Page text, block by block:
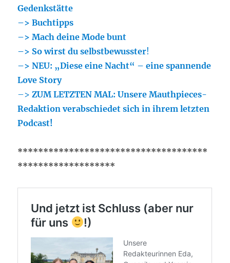
Gedenkstätte
–> Buchtipps
–> Mach deine Mode bunt
–> So wirst du selbstbewusster!
–> NEU: „Diese eine Nacht“ – eine spannende
Love Story
–>ZUM LETZTEN MAL: Unsere Mauthpieces-
Redaktion verabschiedet sich in ihrem letzten
Podcast!
*************************************
*******************